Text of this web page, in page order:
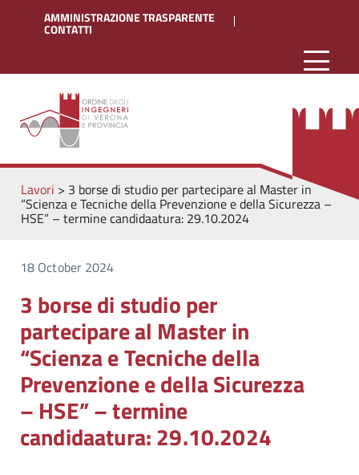
AMMINISTRAZIONE TRASPARENTE
CONTATTI
Lavori > 3 borse di studio per partecipare al Master in
“Scienza e Tecniche della Prevenzione e della Sicurezza –
HSE” – termine candidaatura: 29.10.2024
18 October 2024
3 borse di studio per
partecipare al Master in
“Scienza e Tecniche della
Prevenzione e della Sicurezza
– HSE” – termine
candidaatura: 29.10.2024